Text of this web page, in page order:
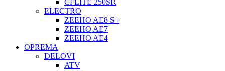
CFLITE 250SR
ELECTRO
ZEEHO AE8 S+
ZEEHO AE7
ZEEHO AE4
OPREMA
DELOVI
ATV